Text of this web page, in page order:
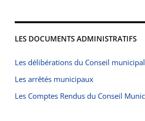
LES DOCUMENTS ADMINISTRATIFS
Les délibérations du Conseil municipal
Les arrêtés municipaux
Les Comptes Rendus du Conseil